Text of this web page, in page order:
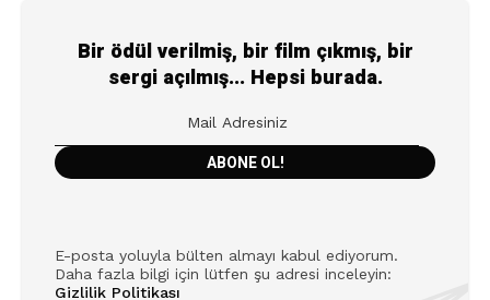
Bir ödül verilmiş, bir film çıkmış, bir
sergi açılmış... Hepsi burada.
E-posta yoluyla bülten almayı kabul ediyorum.
Daha fazla bilgi için lütfen şu adresi inceleyin:
Gizlilik Politikası